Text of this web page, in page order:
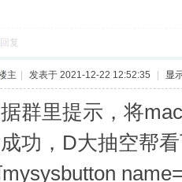
回复
主 发表于 2021-12-22 12:52:35 显
群里提示，将
功，D大抽空帮